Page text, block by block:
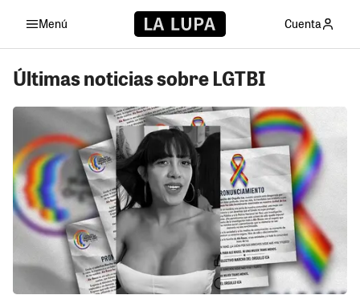
Menú Cuenta
Últimas noticias sobre LGTBI